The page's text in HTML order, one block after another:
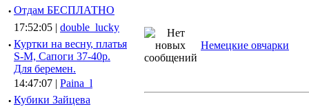
· Отдам БЕСПЛАТНО
17:52:05 | double_lucky
· Куртки на весну, платья
S-M, Сапоги 37-40р.
Для беремен.
14:47:07 | Paina_l
· Кубики Зайцева
Немецкие овчарки